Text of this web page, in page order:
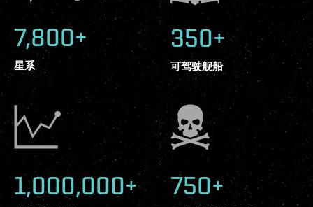
7,800+
星系
350+
可驾驶舰船
1,000,000+ 750+